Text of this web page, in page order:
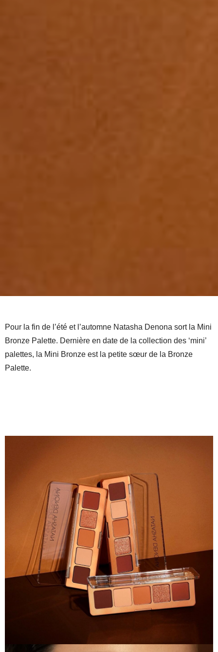
Pour la fin de l’été et l’automne Natasha Denona sort la Mini
Bronze Palette. Dernière en date de la collection des ‘mini’
palettes, la Mini Bronze est la petite sœur de la Bronze
Palette.